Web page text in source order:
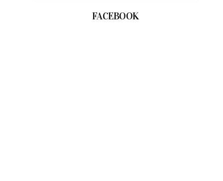
FACEBOOK